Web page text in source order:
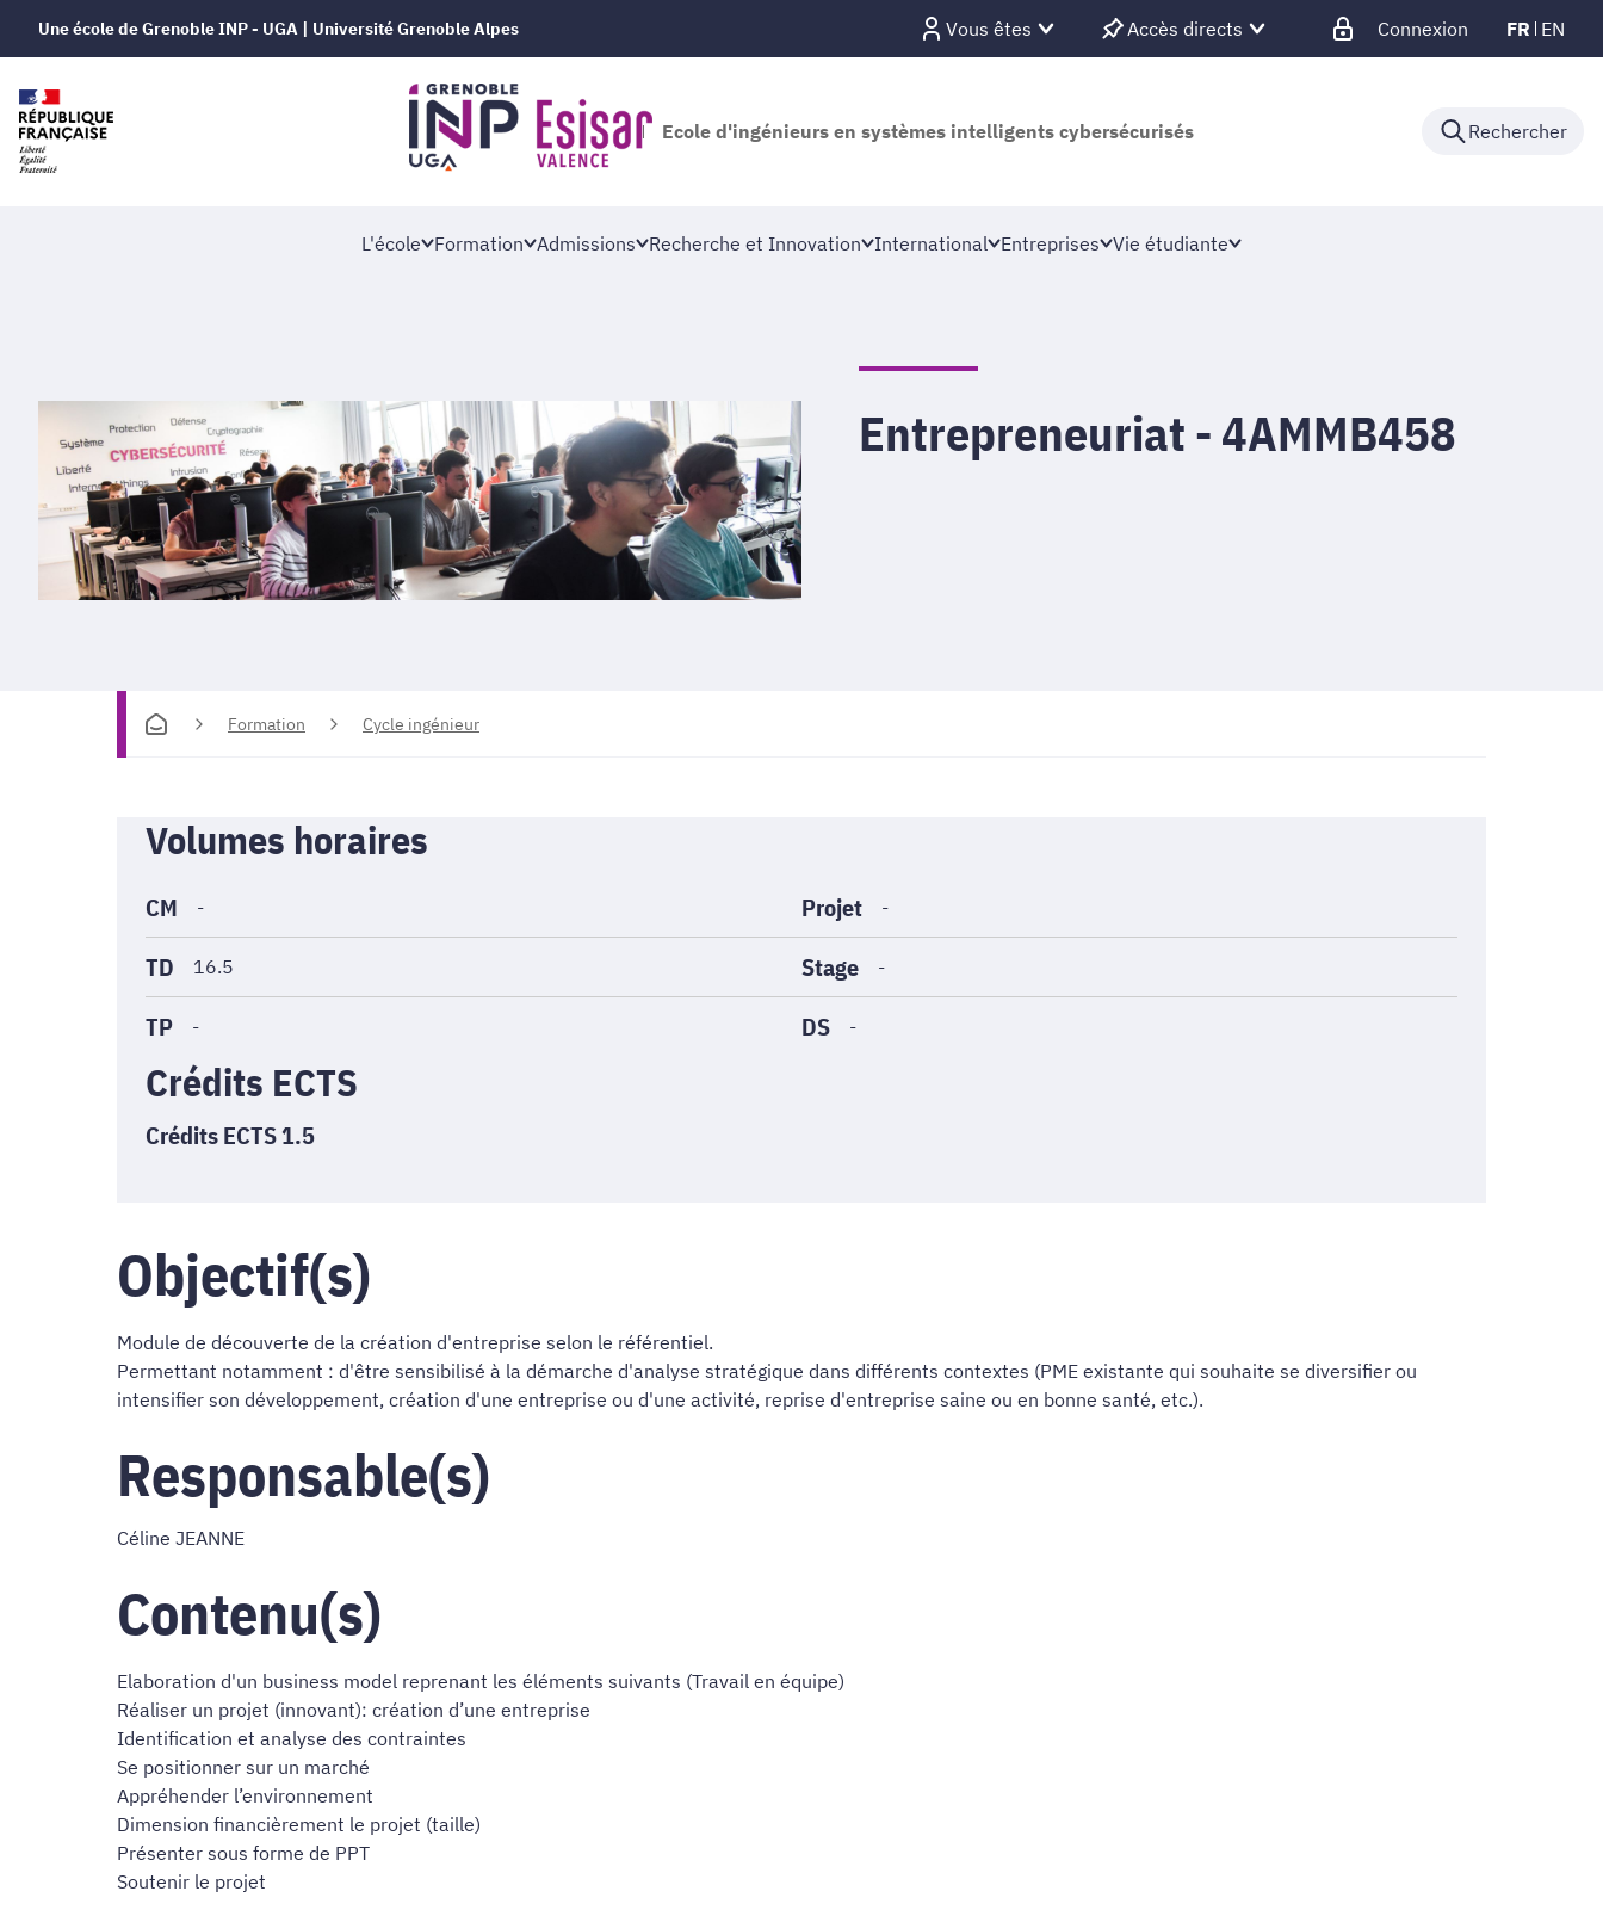
Une école de Grenoble INP - UGA | Université Grenoble Alpes Vous êtes Accès directs Connexion FR EN
Ecole d'ingénieurs en systèmes intelligents cybersécurisés Rechercher
L'école Formation Admissions Recherche et Innovation International Entreprises Vie étudiante
Entrepreneuriat - 4AMMB458
Formation Cycle ingénieur
Informations
générales
Volumes horaires
CM - Projet -
TD 16.5 Stage -
TP - DS -
Crédits ECTS
Crédits ECTS 1.5
Objectif(s)
Module de découverte de la création d'entreprise selon le référentiel.
Permettant notamment : d'être sensibilisé à la démarche d'analyse stratégique dans différents contextes (PME existante qui souhaite se diversifier ou
intensifier son développement, création d'une entreprise ou d'une activité, reprise d'entreprise saine ou en bonne santé, etc.).
Responsable(s)
Céline JEANNE
Contenu(s)
Elaboration d'un business model reprenant les éléments suivants (Travail en équipe)
Réaliser un projet (innovant): création d’une entreprise
Identification et analyse des contraintes
Se positionner sur un marché
Appréhender l’environnement
Dimension financièrement le projet (taille)
Présenter sous forme de PPT
Soutenir le projet